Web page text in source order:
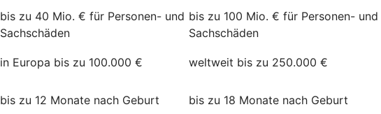
bis zu 40 Mio. € für Personen- und
Sachschäden
bis zu 100 Mio. € für Personen- und
Sachschäden
in Europa bis zu 100.000 € weltweit bis zu 250.000 €
bis zu 12 Monate nach Geburt bis zu 18 Monate nach Geburt